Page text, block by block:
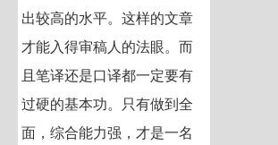
出较高的水平。这样的文章
才能入得审稿人的法眼。而
且笔译还是口译都一定要有
过硬的基本功。只有做到全
面，综合能力强，才是一名